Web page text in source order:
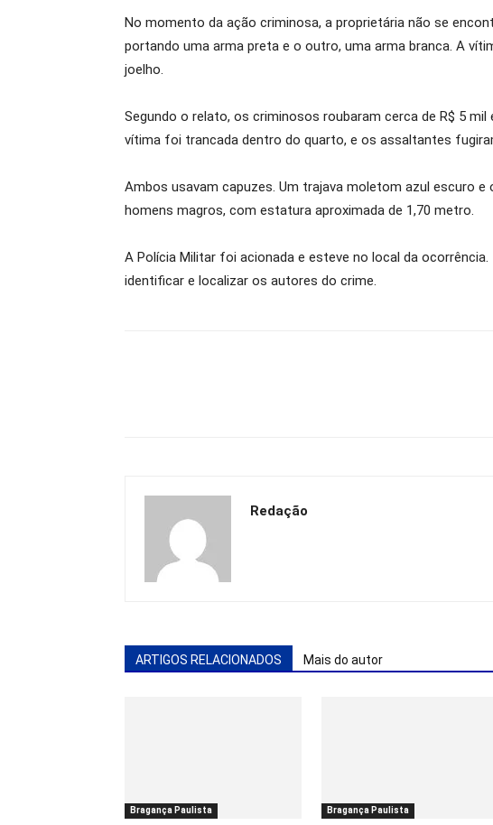
No momento da ação criminosa, a proprietária não se
portando uma arma preta e o outro, uma arma branca. A
joelho.
Segundo o relato, os criminosos roubaram cerca de R$ 5
vítima foi trancada dentro do quarto, e os assaltantes
Ambos usavam capuzes. Um trajava moletom azul escuro
homens magros, com estatura aproximada de 1,70 metro.
A Polícia Militar foi acionada e esteve no local da
identificar e localizar os autores do crime.
Redação
ARTIGOS RELACIONADOS Mais do autor
Bragança Paulista Bragança Paulista